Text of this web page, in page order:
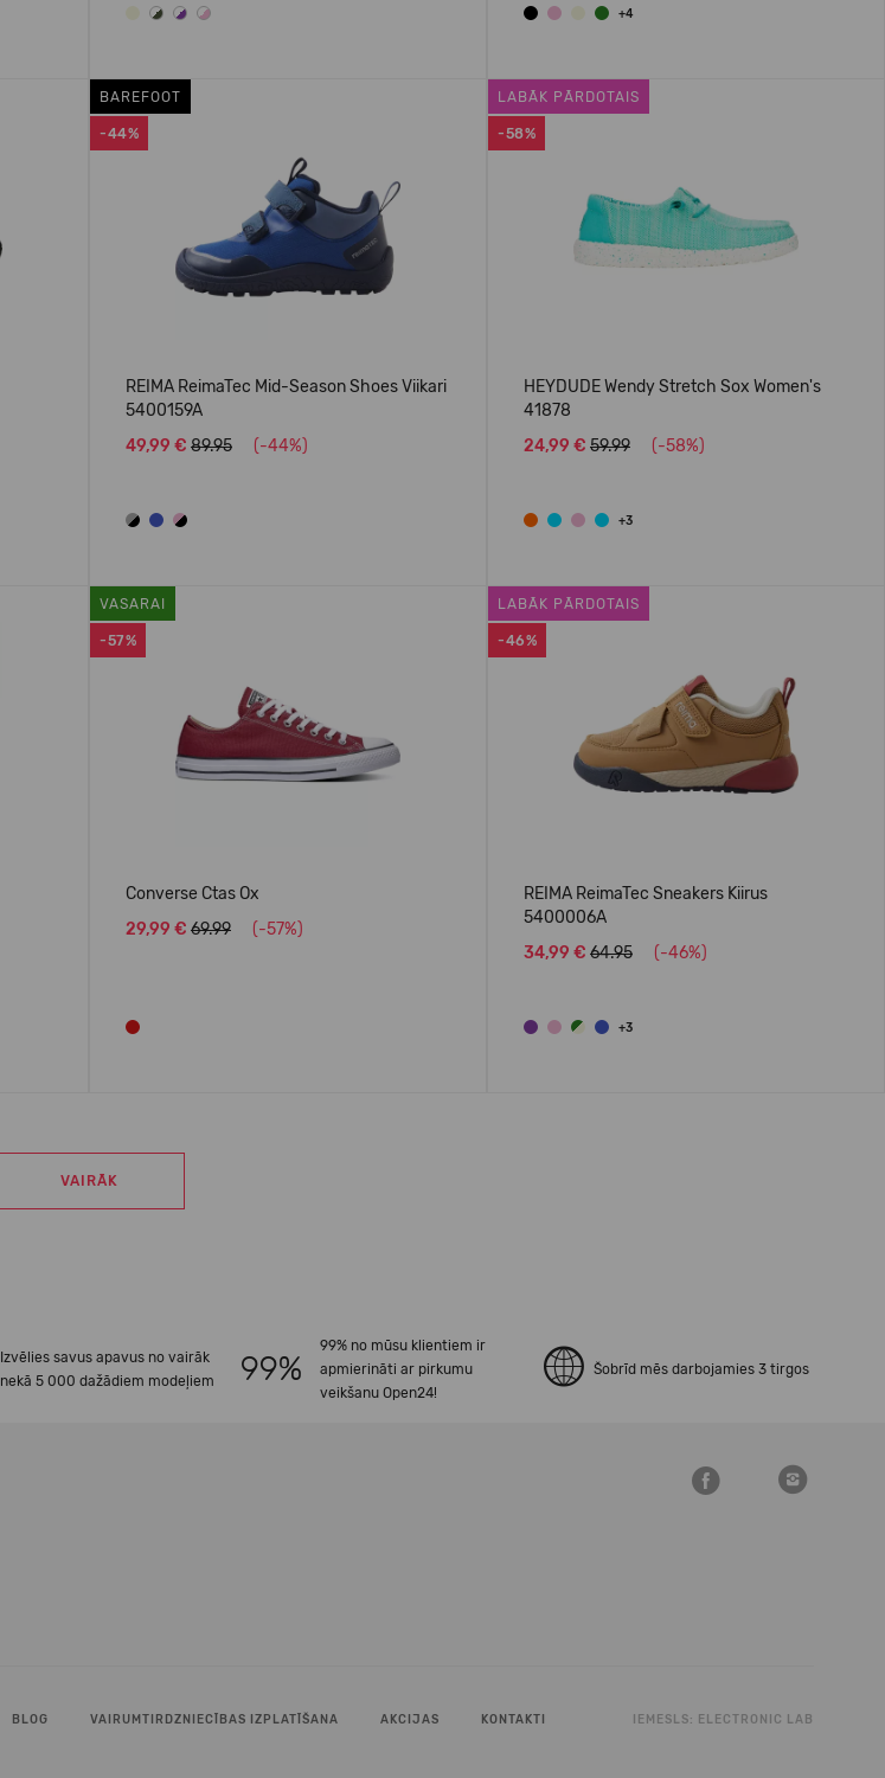
+4
-44%
BAREFOOT
REIMA ReimaTec Mid-Season Shoes Viikari
5400159A
49,99 € 89.95 (-44%)
-58%
LABĀK PĀRDOTAIS
HEYDUDE Wendy Stretch Sox Women's
41878
24,99 € 59.99 (-58%)
+3
-57%
VASARAI
Converse Ctas Ox
29,99 € 69.99 (-57%)
-46%
LABĀK PĀRDOTAIS
REIMA ReimaTec Sneakers Kiirus
5400006A
34,99 € 64.95 (-46%)
+3
VAIRĀK
Izvēlies savus apavus no vairāk
nekā 5 000 dažādiem modeļiem
99% no mūsu klientiem ir
apmierināti ar pirkumu
veikšanu Open24!
Šobrīd mēs darbojamies 3 tirgos
BLOG VAIRUMTIRDZNIECĪBAS IZPLATĪŠANA AKCIJAS KONTAKTI IEMESLS: ELECTRONIC LAB